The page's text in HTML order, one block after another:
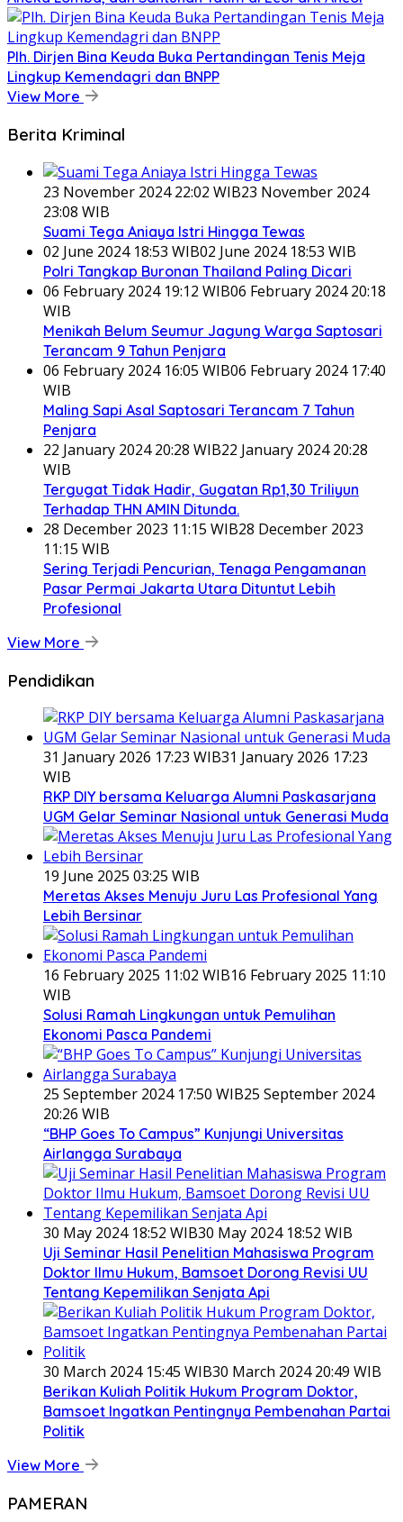
Plh. Dirjen Bina Keuda Buka Pertandingan Tenis Meja
Lingkup Kemendagri dan BNPP
View More
Berita Kriminal
23 November 2024 22:02 WIB23 November 2024
23:08 WIB
Suami Tega Aniaya Istri Hingga Tewas
02 June 2024 18:53 WIB02 June 2024 18:53 WIB
Polri Tangkap Buronan Thailand Paling Dicari
06 February 2024 19:12 WIB06 February 2024 20:18
WIB
Menikah Belum Seumur Jagung Warga Saptosari
Terancam 9 Tahun Penjara
06 February 2024 16:05 WIB06 February 2024 17:40
WIB
Maling Sapi Asal Saptosari Terancam 7 Tahun
Penjara
22 January 2024 20:28 WIB22 January 2024 20:28
WIB
Tergugat Tidak Hadir, Gugatan Rp1,30 Triliyun
Terhadap THN AMIN Ditunda.
28 December 2023 11:15 WIB28 December 2023
11:15 WIB
Sering Terjadi Pencurian, Tenaga Pengamanan
Pasar Permai Jakarta Utara Dituntut Lebih
Profesional
View More
Pendidikan
31 January 2026 17:23 WIB31 January 2026 17:23
WIB
RKP DIY bersama Keluarga Alumni Paskasarjana
UGM Gelar Seminar Nasional untuk Generasi Muda
19 June 2025 03:25 WIB
Meretas Akses Menuju Juru Las Profesional Yang
Lebih Bersinar
16 February 2025 11:02 WIB16 February 2025 11:10
WIB
Solusi Ramah Lingkungan untuk Pemulihan
Ekonomi Pasca Pandemi
25 September 2024 17:50 WIB25 September 2024
20:26 WIB
“BHP Goes To Campus” Kunjungi Universitas
Airlangga Surabaya
30 May 2024 18:52 WIB30 May 2024 18:52 WIB
Uji Seminar Hasil Penelitian Mahasiswa Program
Doktor Ilmu Hukum, Bamsoet Dorong Revisi UU
Tentang Kepemilikan Senjata Api
30 March 2024 15:45 WIB30 March 2024 20:49 WIB
Berikan Kuliah Politik Hukum Program Doktor,
Bamsoet Ingatkan Pentingnya Pembenahan Partai
Politik
View More
PAMERAN